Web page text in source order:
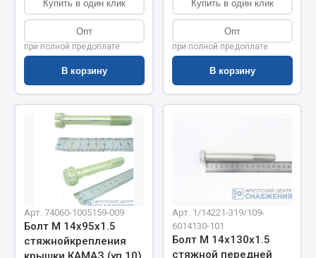
Весь раздел
Цепи подъёмные
Весь раздел
РТИ
Кольца уплотнительные
Лента конвейерная
Манжеты
Паронит
Патрубки
Купить в один клик
Опт
при полной предоплате
В корзину
Купить в один клик
Опт
при полной предоплате
В корзину
Арт. 74060-1005159-009
Болт М 14х95х1.5
стяжнойкрепления
Арт. 1/14221-319/109-
6014130-101
Болт М 14х130х1.5
стяжной передней